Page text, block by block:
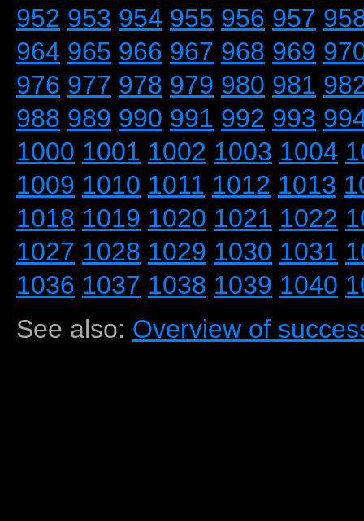
952 953 954 955 956 957
964 965 966 967 968 969
976 977 978 979 980 981
988 989 990 991 992 993
1000 1001 1002 1003 1004
1009 1010 1011 1012 1013
1018 1019 1020 1021 1022
1027 1028 1029 1030 1031
1036 1037 1038 1039 1040
See also: Overview of